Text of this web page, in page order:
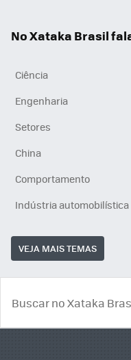
No Xataka Brasil
Ciência
Engenharia
Setores
China
Comportamento
Indústria automobilística
VEJA MAIS TEMAS